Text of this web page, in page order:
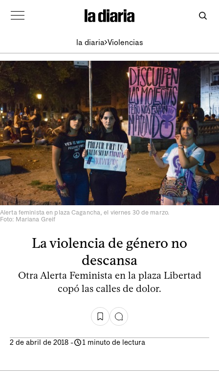
la diaria Violencias
Alerta feminista en plaza Cagancha, el viernes 30 de marzo.
Foto: Mariana Greif
La violencia de género no
descansa
Otra Alerta Feminista en la plaza Libertad
copó las calles de dolor.
2 de abril de 2018 - 1 minuto de lectura